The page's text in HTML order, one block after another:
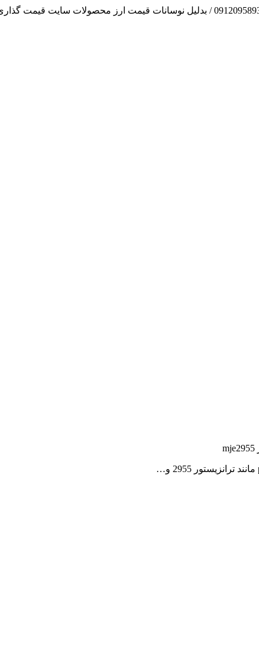
آنچه توانسته ایم، لطف خدا بوده است / فروش و تهیه و توزیع انواع قطعات الکترونیک 66869746-021 و 09120958931 / بدلیل